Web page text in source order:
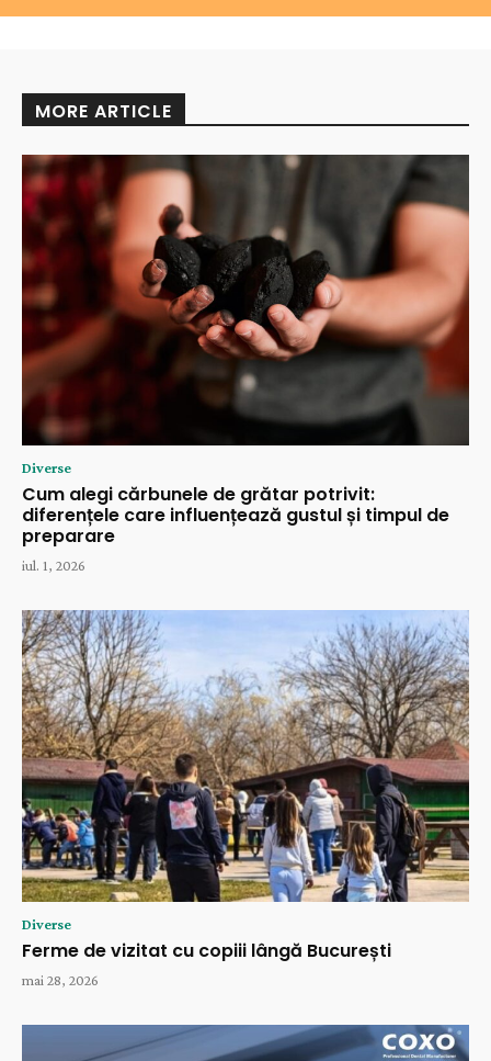
MORE ARTICLE
Diverse
Cum alegi cărbunele de grătar potrivit:
diferențele care influențează gustul și timpul de
preparare
iul. 1, 2026
Diverse
Ferme de vizitat cu copiii lângă București
mai 28, 2026